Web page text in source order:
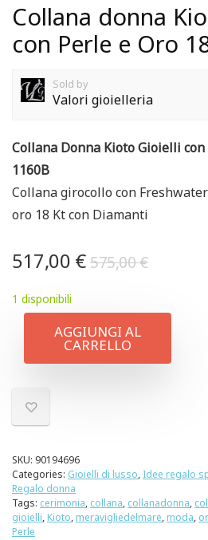
Collana donna
con Perle e Oro
Sold by
Valori gioielleria
Collana Donna Kioto Gioielli
1160B
Collana girocollo con
oro 18 Kt con Diamanti
575,00€
517,00 €
1 disponibili
AGGIUNGI AL
CARRELLO
SKU: 90194696
Categories: Gioielli di lusso, Idee regalo
Regalo donna
Tags: cerimonia, collana, collanadonna,
gioielli, Kioto, meravigliedelmare, moda,
Perle